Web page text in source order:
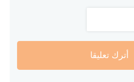
أترك تعليقا